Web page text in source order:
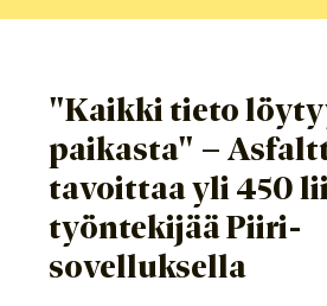
"Kaikki tieto
paikasta" –
tavoittaa yli 450
työntekijää Piiri-
sovelluksella